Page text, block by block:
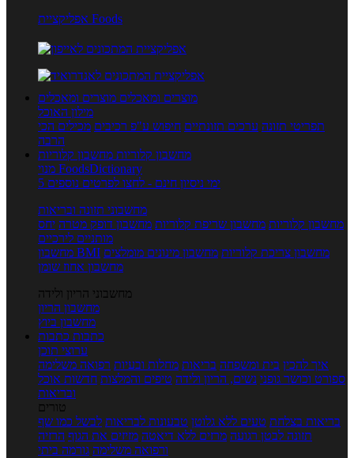
אפליקציית Foods
מוצרים ומאכלים מוצרים ומאכלים
מילון האוכל
תפריטי תזונה ערכים תזונתיים חיפוש ע"פ רכיבים מכילים הכי
הרבה
מחשבון קלוריות מחשבון קלוריות
מנוי FoodsDictionary
5 ימי ניסיון חינם - לחצו לפרטים נוספים
מחשבוני תזונה ובריאות
מחשבון קלוריות מחשבון שריפת קלוריות מחשבון דופק מטרה יחס
מותניים לירכיים
מחשבון BMI
מחשבון צריכת קלוריות מחשבון מינונים מומלצים
מחשבון אחוז שומן
מחשבוני הריון ולידה
מחשבון הריון
מחשבון ביוץ
כתבות כתבות
ערוצי תוכן
איך להכין בית ומשפחה בריאות מחלות ובעיות רפואה משלימה
ספורט וכושר גופני נשים, הריון ולידה טיפים והמלצות חדשות אוכל
ובריאות
טורים
בריאות בצלחת טעים ללא גלוטן טבעונות לבריאות לבשל כמו שף
תזונה לבטן רגועה מרזים ללא דיאטה מזיזים את הגוף הרזיה
ורפואה משלימה גורמה ביתי